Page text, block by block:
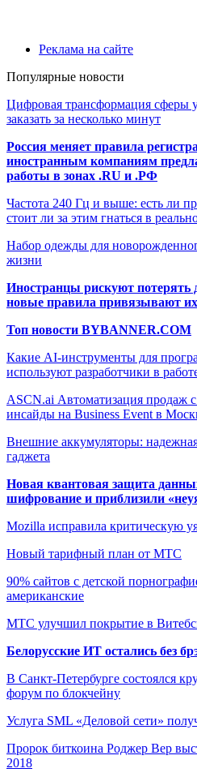
Реклама на сайте
Популярные новости
Цифровая трансформация сферы
заказать за несколько минут
Россия меняет правила
иностранным компаниям
работы в зонах .RU и .РФ
Частота 240 Гц и выше: есть ли
стоит ли за этим гнаться в
Набор одежды для
жизни
Иностранцы рискуют потерять
новые правила привязывают
Топ новости BYBANNER.COM
Какие AI-инструменты для
используют разработчики в
ASCN.ai Автоматизация продаж
инсайды на Business Event в
Внешние аккумуляторы:
гаджета
Новая квантовая защита
шифрование и приблизили
Mozilla исправила критическую
Новый тарифный план от МТС
90% сайтов с детской
американские
МТС улучшил покрытие в
Белорусские ИТ остались без
В Санкт-Петербурге состоялся
форум по блокчейну
Услуга SML «Деловой сети»
Пророк биткоина Роджер Вер
2018